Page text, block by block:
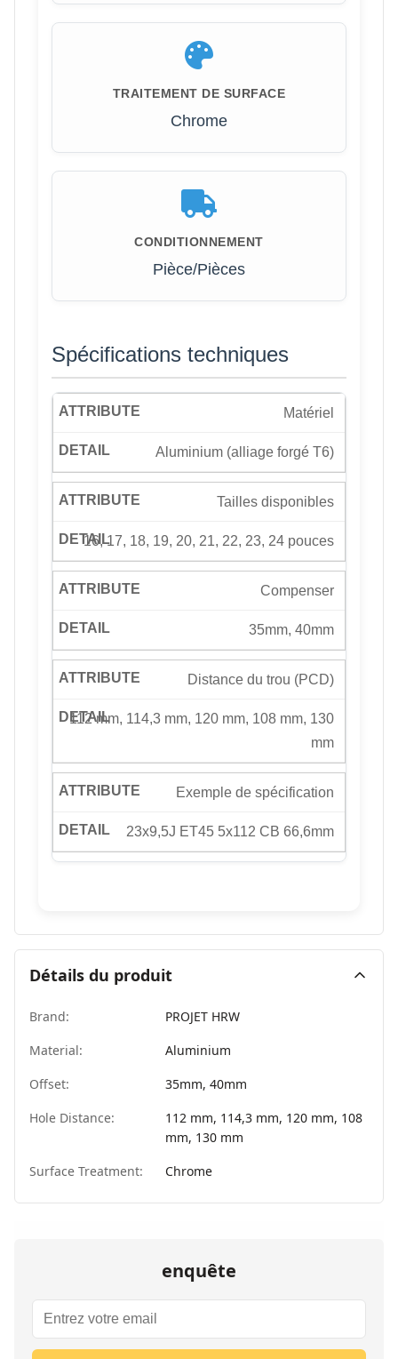
TRAITEMENT DE SURFACE
Chrome
CONDITIONNEMENT
Pièce/Pièces
Spécifications techniques
Matériel
Aluminium (alliage forgé T6)
Tailles disponibles
16, 17, 18, 19, 20, 21, 22, 23, 24 pouces
Compenser
35mm, 40mm
Distance du trou (PCD)
112 mm, 114,3 mm, 120 mm, 108 mm, 130
mm
Exemple de spécification
23x9,5J ET45 5x112 CB 66,6mm
Détails du produit
Brand:
PROJET HRW
Material:
Aluminium
Offset:
35mm, 40mm
Hole Distance:
112 mm, 114,3 mm, 120 mm, 108
mm, 130 mm
Surface Treatment:
Chrome
enquête